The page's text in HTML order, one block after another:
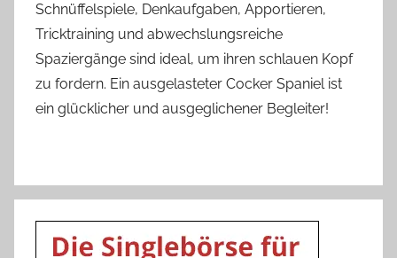
Schnüffelspiele, Denkaufgaben, Apportieren,
Tricktraining und abwechslungsreiche
Spaziergänge sind ideal, um ihren schlauen Kopf
zu fordern. Ein ausgelasteter Cocker Spaniel ist
ein glücklicher und ausgeglichener Begleiter!